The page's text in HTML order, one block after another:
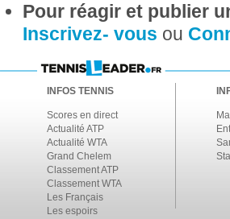
Pour réagir et publier
Inscrivez- vous ou
INFOS TENNIS
Scores en direct
Actualité ATP
Actualité WTA
Grand Chelem
Classement ATP
Classement WTA
Les Français
Les espoirs